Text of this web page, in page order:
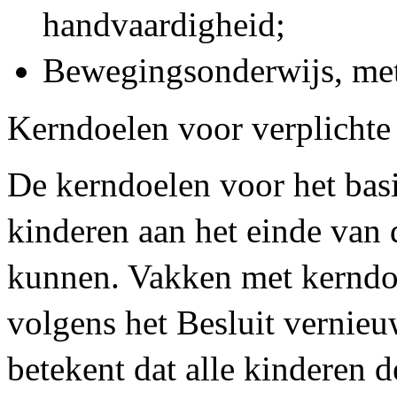
handvaardigheid;
Bewegingsonderwijs,
Kerndoelen voor
De kerndoelen voor het
kinderen aan het einde van
kunnen. Vakken met
volgens het Besluit
betekent dat alle kinderen